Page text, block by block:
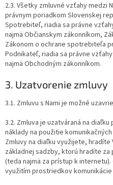
2.3. Všetky zmluvné vzťahy medzi
právnym poriadkom Slovenskej
Spotrebiteľ, riadia sa právne
najmä Občianskym zákonníkom,
Zákonom o ochrane spotrebiteľa
Podnikateľ, riadia sa právne
najmä Obchodným zákonníkom.
3. Uzatvorenie zmluvy
3.1. Zmluvu s Nami je možné
3.2. Zmluva je uzatváraná na
náklady na použitie
Zmluvy na diaľku využijete,
základnej sadzby, ktorú hradíte
(teda najmä za prístup k
využitím prostriedkov komunikácie